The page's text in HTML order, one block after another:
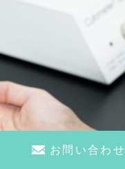
お問い合わせ